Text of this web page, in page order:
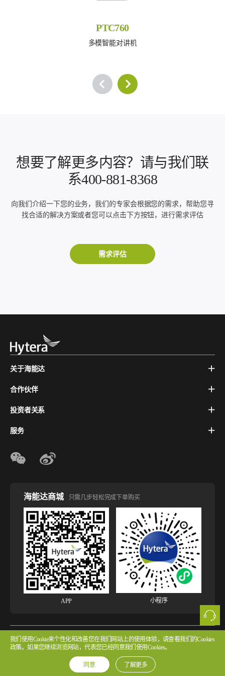
PTC760
多模智能对讲机
想要了解更多内容？请与我们联
系400-881-8368
向我们介绍一下您的业务，我们的专家会根据您的需求，帮助您寻
找合适的解决方案或者您可以点击下方按钮，进行需求评估
需求评估
关于海能达
合作伙伴
投资者关系
服务
海能达商城 只需几步轻松完成下单购买
APP 小程序
版权所有 © 2026 海能达通信股份有限公司粤ICP备2022107854号 粤公网安备
44030502002314号
网站使用声明 隐私政策 Cookie政策
我们使用Cookie来个性化和改善您在我们网站上的使用体验，请查看我们的Cookies
政策。如果您继续浏览网站，代表您已经同意我们使用Cookies。
同意 了解更多